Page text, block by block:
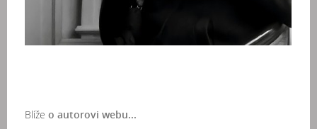
Blíže o autorovi webu...